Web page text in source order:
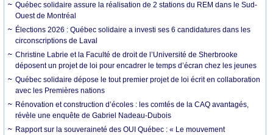
Québec solidaire assure la réalisation de 2 stations du REM dans le Sud-
Ouest de Montréal
Élections 2026 : Québec solidaire a investi ses 6 candidatures dans les
circonscriptions de Laval
Christine Labrie et la Faculté de droit de l’Université de Sherbrooke
déposent un projet de loi pour encadrer le temps d’écran chez les jeunes
Québec solidaire dépose le tout premier projet de loi écrit en collaboration
avec les Premières nations
Rénovation et construction d’écoles : les comtés de la CAQ avantagés,
révèle une enquête de Gabriel Nadeau-Dubois
Rapport sur la souveraineté des OUI Québec : « Le mouvement